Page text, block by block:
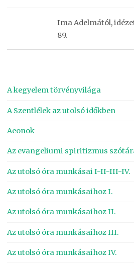
Ima Adelmától,
89.
A kegyelem törvényvilága
A Szentlélek az utolsó időkben
Aeonok
Az evangeliumi spiritizmus
Az utolsó óra munkásai I-II-III-IV.
Az utolsó óra munkásaihoz I.
Az utolsó óra munkásaihoz II.
Az utolsó óra munkásaihoz III.
Az utolsó óra munkásaihoz IV.